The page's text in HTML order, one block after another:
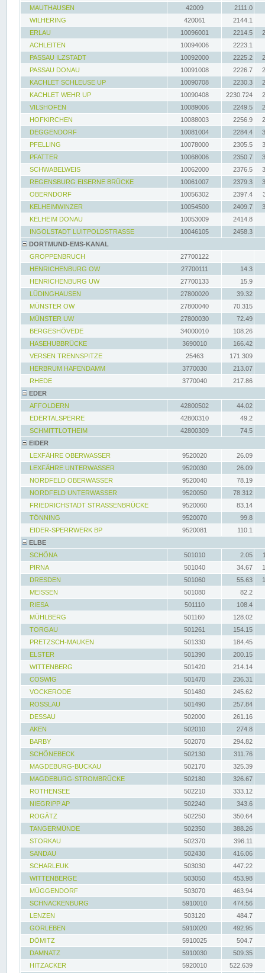
MAUTHAUSEN
42009
2111.0
WILHERING
420061
2144.1
ERLAU
10096001 2214.5
ACHLEITEN
10094006
2223.1
PASSAU ILZSTADT
10092000 2225.2
PASSAU DONAU
10091008 2226.7
KACHLET SCHLEUSE UP
10090708 2230.3
KACHLET WEHR UP
10090408 2230.724
VILSHOFEN
10089006 2249.5
HOFKIRCHEN
10088003 2256.9
DEGGENDORF
10081004 2284.4
PFELLING
10078000 2305.5
PFATTER
10068006 2350.7
SCHWABELWEIS
10062000 2376.5
REGENSBURG EISERNE BRÜCKE
10061007 2379.3
OBERNDORF
10056302 2397.4
KELHEIMWINZER
10054500 2409.7
KELHEIM DONAU
10053009
2414.8
INGOLSTADT LUITPOLDSTRASSE
10046105
2458.3
DORTMUND-EMS-KANAL
GROPPENBRUCH
27700122
HENRICHENBURG OW
27700111
14.3
HENRICHENBURG UW
27700133
15.9
LÜDINGHAUSEN
27800020
39.32
MÜNSTER OW
27800040
70.315
MÜNSTER UW
27800030
72.49
BERGESHÖVEDE
34000010
108.26
HASEHUBBRÜCKE
3690010
166.42
VERSEN TRENNSPITZE
25463
171.309
HERBRUM HAFENDAMM
3770030
213.07
RHEDE
3770040
217.86
EDER
AFFOLDERN
42800502
44.02
EDERTALSPERRE
42800310
49.2
SCHMITTLOTHEIM
42800309
74.5
EIDER
LEXFÄHRE OBERWASSER
9520020
26.09
LEXFÄHRE UNTERWASSER
9520030
26.09
NORDFELD OBERWASSER
9520040
78.19
NORDFELD UNTERWASSER
9520050
78.312
FRIEDRICHSTADT STRASSENBRÜCKE
9520060
83.14
TÖNNING
9520070
99.8
EIDER-SPERRWERK BP
9520081
110.1
ELBE
SCHÖNA
501010 2.05
PIRNA
501040 34.67
DRESDEN
501060 55.63
MEISSEN
501080
82.2
RIESA
501110
108.4
MÜHLBERG
501160
128.02
TORGAU
501261
154.15
PRETZSCH-MAUKEN
501330
184.45
ELSTER
501390
200.15
WITTENBERG
501420
214.14
COSWIG
501470
236.31
VOCKERODE
501480
245.62
ROSSLAU
501490
257.84
DESSAU
502000
261.16
AKEN
502010
274.8
BARBY
502070
294.82
SCHÖNEBECK
502130
311.76
MAGDEBURG-BUCKAU
502170
325.39
MAGDEBURG-STROMBRÜCKE
502180
326.67
ROTHENSEE
502210
333.12
NIEGRIPP AP
502240
343.6
ROGÄTZ
502250
350.64
TANGERMÜNDE
502350
388.26
STORKAU
502370
396.11
SANDAU
502430
416.06
SCHARLEUK
503030
447.22
WITTENBERGE
503050
453.98
MÜGGENDORF
503070
463.94
SCHNACKENBURG
5910010
474.56
LENZEN
503120
484.7
GORLEBEN
5910020
492.95
DÖMITZ
5910025
504.7
DAMNATZ
5910030
509.35
HITZACKER
5920010
522.639